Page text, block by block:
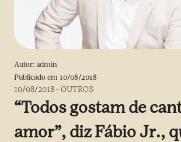
Autor: admin
Publicado em 10/08/2018
10/08/2018 -OUTROS
“Todos gostam de
amor”, diz Fábio Jr.,